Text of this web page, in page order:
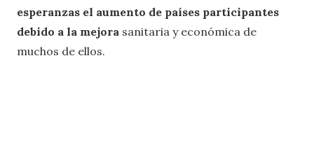
esperanzas el aumento de países participantes
debido a la mejora sanitaria y económica de
muchos de ellos.